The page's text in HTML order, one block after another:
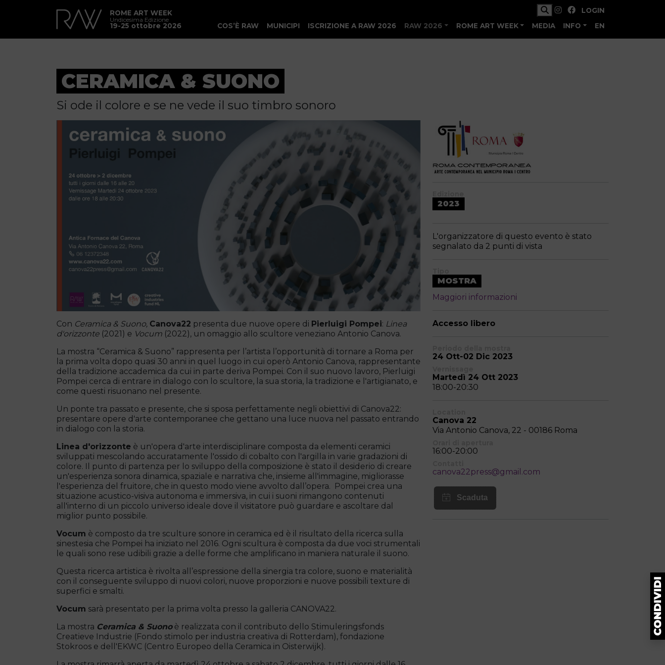
ROME ART WEEK
Undicesima Edizione
19-25 ottobre 2026
LOGIN
COS’È RAW
MUNICIPI ISCRIZIONE A RAW 2026 RAW 2026 ROME ART WEEK MEDIA INFO EN
CERAMICA & SUONO
Si ode il colore e se ne vede il suo timbro sonoro
Con Ceramica & Suono, Canova22 presenta due nuove opere di Pierluigi Pompei: Linea
d'orizzonte (2021) e Vocum (2022), un omaggio allo scultore veneziano Antonio Canova.
La mostra “Ceramica & Suono” rappresenta per l’artista l’opportunità di tornare a Roma per
la prima volta dopo quasi 30 anni in quel luogo in cui operò Antonio Canova, rappresentante
della tradizione accademica da cui in parte deriva Pompei. Con il suo nuovo lavoro, Pierluigi
Pompei cerca di entrare in dialogo con lo scultore, la sua storia, la tradizione e l'artigianato, e
come questi risuonano nel presente.
Un ponte tra passato e presente, che si sposa perfettamente negli obiettivi di Canova22:
presentare opere d'arte contemporanee che gettano una luce nuova nel passato entrando
in dialogo con la storia.
Linea d'orizzonte è un'opera d'arte interdisciplinare composta da elementi ceramici
sviluppati mescolando accuratamente l'ossido di cobalto con l'argilla in varie gradazioni di
colore. Il punto di partenza per lo sviluppo della composizione è stato il desiderio di creare
un'esperienza sonora dinamica, spaziale e narrativa che, insieme all'immagine, migliorasse
l'esperienza del fruitore, che in questo modo viene avvolto dall’opera. Pompei crea una
situazione acustico-visiva autonoma e immersiva, in cui i suoni rimangono contenuti
all'interno di un piccolo universo ideale dove il visitatore può guardare e ascoltare dal
miglior punto possibile.
Vocum è composto da tre sculture sonore in ceramica ed è il risultato della ricerca sulla
sinestesia che Pompei ha iniziato nel 2016. Ogni scultura è composta da due voci strumentali
le quali sono rese udibili grazie a delle forme che amplificano in maniera naturale il suono.
Questa ricerca artistica è rivolta all’espressione della sinergia tra colore, suono e materialità
con il conseguente sviluppo di nuovi colori, nuove proporzioni e nuove possibili texture di
superfici e smalti.
Vocum sarà presentato per la prima volta presso la galleria CANOVA22.
La mostra Ceramica & Suonoè realizzata con il contributo dello Stimuleringsfonds
Creatieve Industrie (Fondo stimolo per industria creativa di Rotterdam), fondazione
Stokroos e dell'EKWC (Centro Europeo della Ceramica in Oisterwijk).
2023
L'organizzatore di questo evento è stato
segnalato da 2 punti di vista
MOSTRA
Maggiori informazioni
Accesso libero
24 Ott-02 Dic 2023
Martedì 24 Ott 2023
18:00-20:30
Canova 22
Via Antonio Canova, 22 - 00186 Roma
16:00-20:00
canova22press@gmail.com